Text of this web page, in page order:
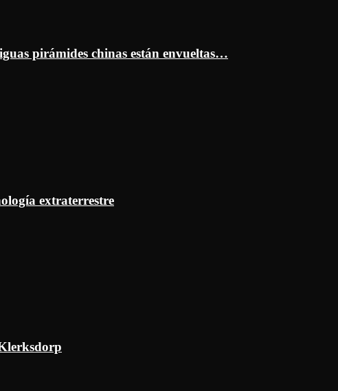
pirámides chinas están envueltas…
extraterrestre